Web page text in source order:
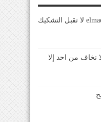
مصداقية elmaestrosport لا تقبل التشكيك
نخاف من احد إلا